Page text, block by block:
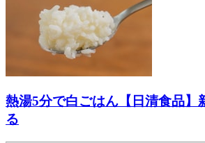
熱湯5分で白ごはん【日清食品】
る